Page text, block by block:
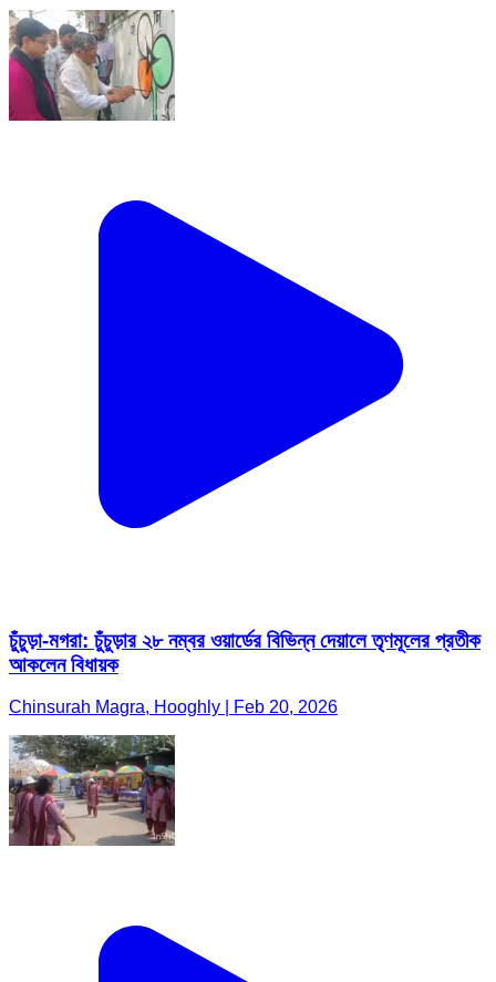
চুঁচুড়া-মগরা: চুঁচুড়ার ২৮ নম্বর ওয়ার্ডের বিভিন্ন দেয়ালে তৃণমূলের প্রতীক
আকলেন বিধায়ক
Chinsurah Magra, Hooghly | Feb 20, 2026